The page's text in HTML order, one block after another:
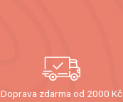
Doprava zdarma od 2000 Kč